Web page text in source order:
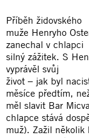
Příběh židovského
muže Henryho
zanechal v chlapci
silný zážitek. S
vyprávěl svůj
život – jak byl
měsíce předtím,
měl slavit Bar
chlapce stává
muž). Zažil několik